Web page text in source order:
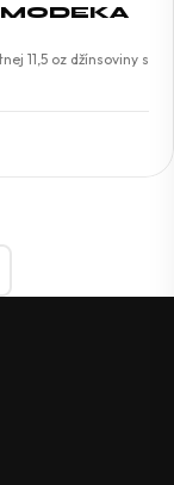
11,5 oz džínsoviny s